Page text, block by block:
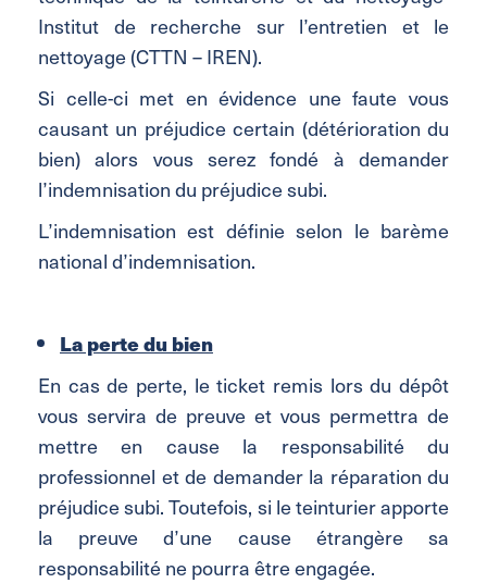
Institut de recherche sur l’entretien et le
nettoyage (CTTN – IREN).
Si celle-ci met en évidence une faute vous
causant un préjudice certain (détérioration du
bien) alors vous serez fondé à demander
l’indemnisation du préjudice subi.
L’indemnisation est définie selon le barème
national d’indemnisation.
La perte du bien
En cas de perte, le ticket remis lors du dépôt
vous servira de preuve et vous permettra de
mettre en cause la responsabilité du
professionnel et de demander la réparation du
préjudice subi. Toutefois, si le teinturier apporte
la preuve d’une cause étrangère sa
responsabilité ne pourra être engagée.